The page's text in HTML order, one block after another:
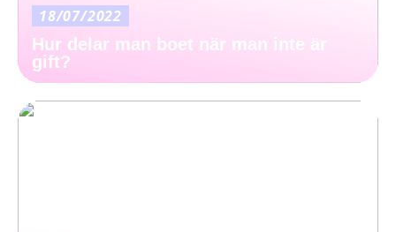
18/07/2022
Hur delar man boet när man inte är
gift?